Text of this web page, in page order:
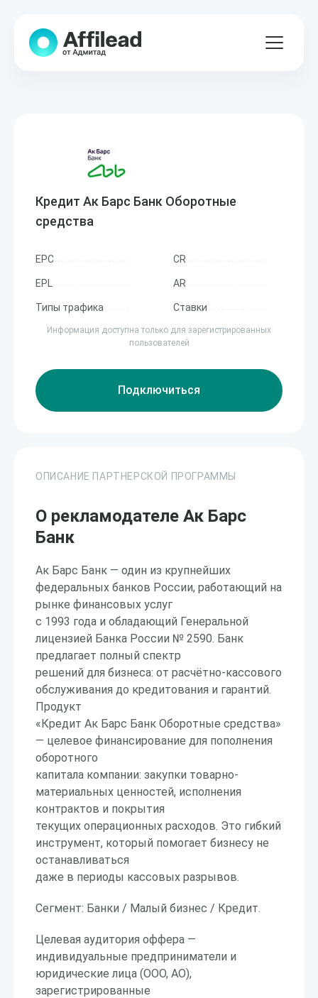
Кредит Ак Барс Банк Оборотные
средства
EPC CR
EPL AR
Типы трафика Ставки
Информация доступна только для зарегистрированных
пользователей
Подключиться
ОПИСАНИЕ ПАРТНЕРСКОЙ ПРОГРАММЫ
О рекламодателе Ак Барс
Банк
Ак Барс Банк — один из крупнейших
федеральных банков России, работающий на
рынке финансовых услуг
с 1993 года и обладающий Генеральной
лицензией Банка России № 2590. Банк
предлагает полный спектр
решений для бизнеса: от расчётно-кассового
обслуживания до кредитования и гарантий.
Продукт
«Кредит Ак Барс Банк Оборотные средства»
— целевое финансирование для пополнения
оборотного
капитала компании: закупки товарно-
материальных ценностей, исполнения
контрактов и покрытия
текущих операционных расходов. Это гибкий
инструмент, который помогает бизнесу не
останавливаться
даже в периоды кассовых разрывов.
Сегмент: Банки / Малый бизнес / Кредит.
Целевая аудитория оффера —
индивидуальные предприниматели и
юридические лица (ООО, АО),
зарегистрированные